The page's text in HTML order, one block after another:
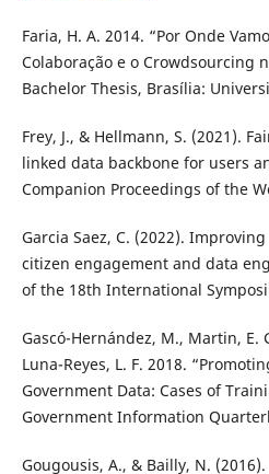
Faria, H. A. 2014. “Por Onde
Colaboração e o Crowdsourcing
Bachelor Thesis, Brasília:
Frey, J., & Hellmann, S. (2021).
linked data backbone for users
Companion Proceedings of the
Garcia Saez, C. (2022).
citizen engagement and data
of the 18th International
Gascó-Hernández, M., Martin, E.
Luna-Reyes, L. F. 2018.
Government Data: Cases of
Government Information
Gougousis, A., & Bailly, N.